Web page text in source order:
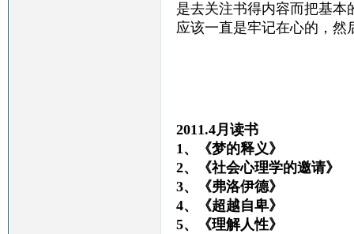
是去关注书得内容而把基本
应该一直是牢记在心的，然
2011.4月读书
1、《梦的释义
2、《社会心理学的邀
3、《弗洛伊德》
4、《超越自卑
5、《理解人性